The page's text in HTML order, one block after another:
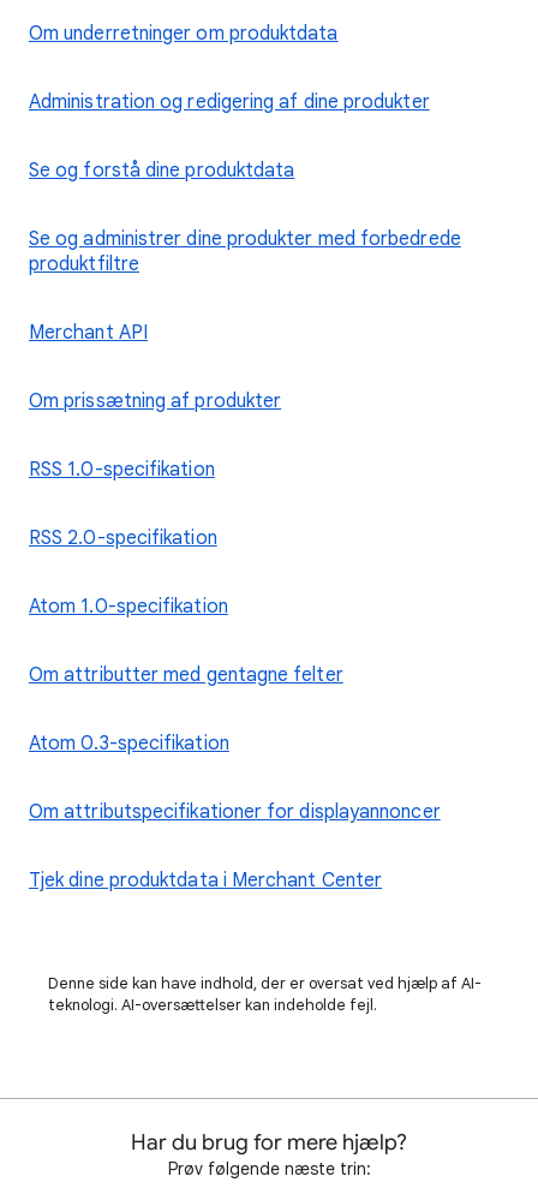
Om underretninger om produktdata
Administration og redigering af dine produkter
Se og forstå dine produktdata
Se og administrer dine produkter med forbedrede
produktfiltre
Merchant API
Om prissætning af produkter
RSS 1.0-specifikation
RSS 2.0-specifikation
Atom 1.0-specifikation
Om attributter med gentagne felter
Atom 0.3-specifikation
Om attributspecifikationer for displayannoncer
Tjek dine produktdata i Merchant Center
Denne side kan have indhold, der er oversat ved hjælp af AI-
teknologi. AI-oversættelser kan indeholde fejl.
Har du brug for mere hjælp?
Prøv følgende næste trin: